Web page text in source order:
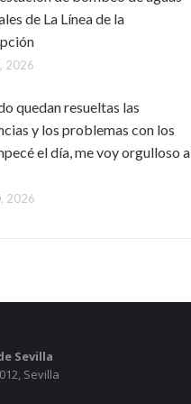
de La Línea de la
2026
quedan resueltas las
y los problemas con los
el día, me voy orgulloso a
2026
Sevilla
Sevilla